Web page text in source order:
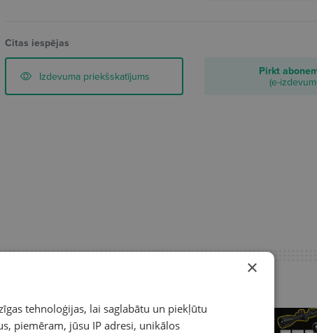
Citas iespējas
Izdevuma priekšskatījums
Pirkt
(e-
×
tehnoloģijas, lai saglabātu un piekļūtu
piemēram, jūsu IP adresi, unikālos